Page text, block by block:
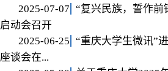
2025-07-07
“复兴民族，誓作前
启动会召开
2025-06-25
“重庆大学生微讯”
座谈会在...